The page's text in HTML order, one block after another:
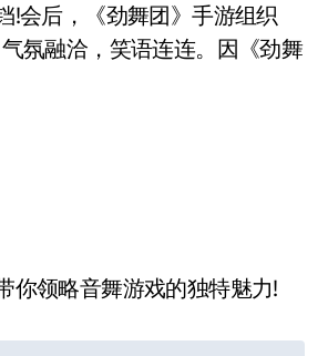
!会后，《劲舞团》手游组织
氛融洽，笑语连连。因《劲舞
领略音舞游戏的独特魅力!